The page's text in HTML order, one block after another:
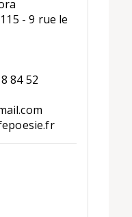
- 9 rue le
84 52